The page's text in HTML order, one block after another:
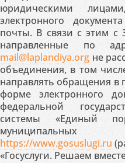
юридическими
электронного
почты. В связи с этим с
направленные по
mail@laplandiya.org не
объединения, в том
направлять обращения в
форме электронного
федеральной
системы «Единый
https://www.gosuslugi.ru
«Госуслуги. Решаем